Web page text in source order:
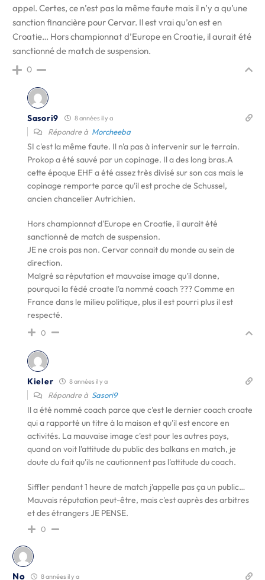
appel. Certes, ce n’est pas la même faute mais il n’y a qu’une
sanction financière pour Cervar. Il est vrai qu’on est en
Croatie… Hors championnat d’Europe en Croatie, il aurait été
sanctionné de match de suspension.
0
Sasori9 8 années il y a
Répondre à Morcheeba
SI c'est la même faute. Il n'a pas à intervenir sur le terrain.
Prokop a été sauvé par un copinage. Il a des long bras.A
cette époque EHF a été assez très divisé sur son cas mais le
copinage remporte parce qu'il est proche de Schussel,
ancien chancelier Autrichien.
Hors championnat d'Europe en Croatie, il aurait été
sanctionné de match de suspension.
JE ne crois pas non. Cervar connait du monde au sein de
direction.
Malgré sa réputation et mauvaise image qu'il donne,
pourquoi la fédé croate l'a nommé coach ??? Comme en
France dans le milieu politique, plus il est pourri plus il est
respecté.
0
Kieler 8 années il y a
Répondre à Sasori9
Il a été nommé coach parce que c'est le dernier coach croate
qui a rapporté un titre à la maison et qu'il est encore en
activités. La mauvaise image c'est pour les autres pays,
quand on voit l'attitude du public des balkans en match, je
doute du fait qu'ils ne cautionnent pas l'attitude du coach.
Siffler pendant 1 heure de match j'appelle pas ça un public…
Mauvais réputation peut-être, mais c'est auprès des arbitres
et des étrangers JE PENSE.
0
No 8 années il y a